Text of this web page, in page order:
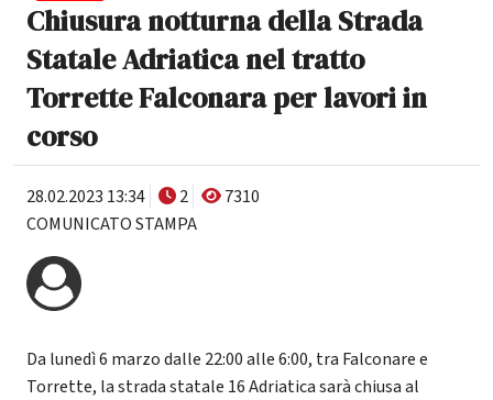
Chiusura notturna della Strada
Statale Adriatica nel tratto
Torrette Falconara per lavori in
corso
28.02.2023 13:34 2
7310
COMUNICATO STAMPA
Da lunedì 6 marzo dalle 22:00 alle 6:00, tra Falconare e
Torrette, la strada statale 16 Adriatica sarà chiusa al